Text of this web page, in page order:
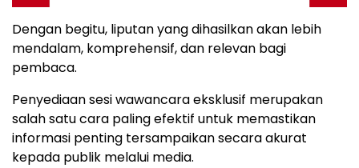
Dengan begitu, liputan yang dihasilkan akan lebih
mendalam, komprehensif, dan relevan bagi
pembaca.
Penyediaan sesi wawancara eksklusif merupakan
salah satu cara paling efektif untuk memastikan
informasi penting tersampaikan secara akurat
kepada publik melalui media.